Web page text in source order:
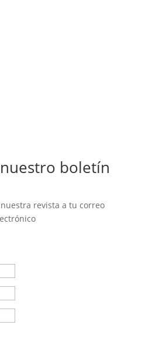
boletín
revista a tu correo